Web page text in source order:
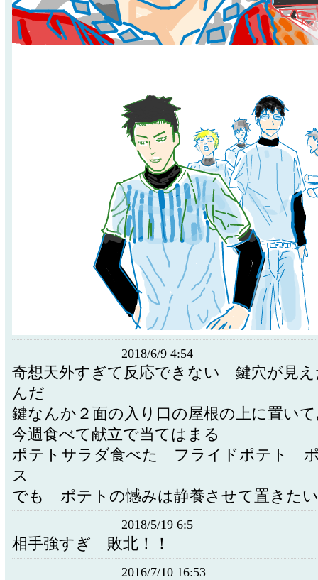
2018/6/9 4:54
奇想天外すぎて反応できない 鍵穴が見え
んだ
鍵なんか２面の入り口の屋根の上に置い
今週食べて献立で当てはまる
ポテトサラダ食べた フライドポテト
ス
でも ポテトの憾みは静養させて置きた
2018/5/19 6:5
相手強すぎ 敗北！！
2016/7/10 16:53